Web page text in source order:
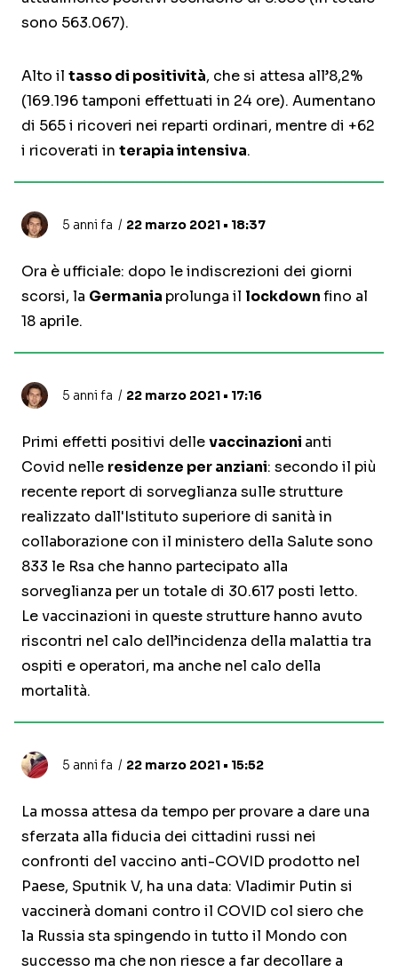
sono 563.067).
Alto il tasso di positività, che si attesa all’8,2%
(169.196 tamponi effettuati in 24 ore). Aumentano
di 565 i ricoveri nei reparti ordinari, mentre di +62
i ricoverati in terapia intensiva.
5 anni fa 22 marzo 2021 • 18:37
Ora è ufficiale: dopo le indiscrezioni dei giorni
scorsi, la Germania prolunga il lockdownfino al
18 aprile.
5 anni fa 22 marzo 2021 • 17:16
Primi effetti positivi dellevaccinazioni anti
Covid nelle residenze per anziani: secondo il più
recente report di sorveglianza sulle strutture
realizzato dall'Istituto superiore di sanità in
collaborazione con il ministero della Salute sono
833 le Rsa che hanno partecipato alla
sorveglianza per un totale di 30.617 posti letto.
Le vaccinazioni in queste strutture hanno avuto
riscontri nel calo dell’incidenza della malattia tra
ospiti e operatori, ma anche nel calo della
mortalità.
5 anni fa 22 marzo 2021 • 15:52
La mossa attesa da tempo per provare a dare una
sferzata alla fiducia dei cittadini russi nei
confronti del vaccino anti-COVID prodotto nel
Paese, Sputnik V, ha una data: Vladimir Putin si
vaccinerà domani contro il COVID col siero che
la Russia sta spingendo in tutto il Mondo con
successo ma che non riesce a far decollare a